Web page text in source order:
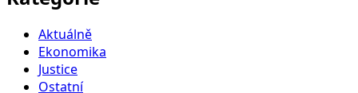
Aktuálně
Ekonomika
Justice
Ostatní